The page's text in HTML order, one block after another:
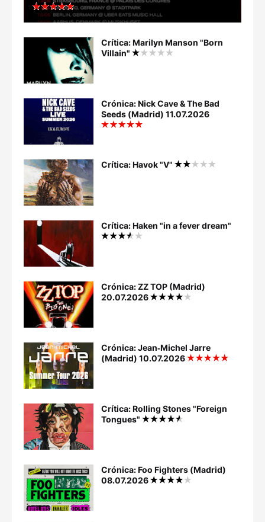
Crítica: Marilyn Manson "Born
Villain"
Crónica: Nick Cave & The Bad
Seeds (Madrid) 11.07.2026
Crítica: Havok "V"
Crítica: Haken "in a fever dream"
Crónica: ZZ TOP (Madrid)
20.07.2026
Crónica: Jean‐Michel Jarre
(Madrid) 10.07.2026
Crítica: Rolling Stones "Foreign
Tongues"
Crónica: Foo Fighters (Madrid)
08.07.2026